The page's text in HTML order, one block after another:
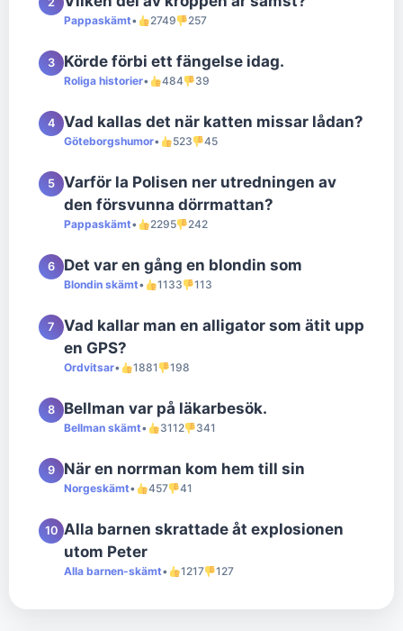
Pappaskämt• 2749 257
3 Körde förbi ett fängelse idag.
Roliga historier• 484 39
4 Vad kallas det när katten missar lådan?
Göteborgshumor• 523 45
5
Varför la Polisen ner utredningen av
den försvunna dörrmattan?
Pappaskämt• 2295 242
6 Det var en gång en blondin som
Blondin skämt• 1133 113
7
Vad kallar man en alligator som ätit upp
en GPS?
Ordvitsar• 1881 198
8 Bellman var på läkarbesök.
Bellman skämt• 3112 341
9 När en norrman kom hem till sin
Norgeskämt• 457 41
10 Alla barnen skrattade åt explosionen
utom Peter
Alla barnen-skämt• 1217 127